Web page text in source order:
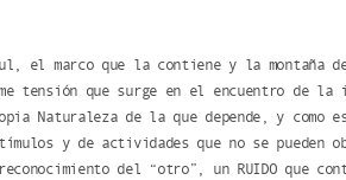
el marco que la contiene y la montaña
tensión que surge en el encuentro de
Naturaleza de la que depende, y como
y de actividades que no se pueden
del “otro”, un RUIDO que